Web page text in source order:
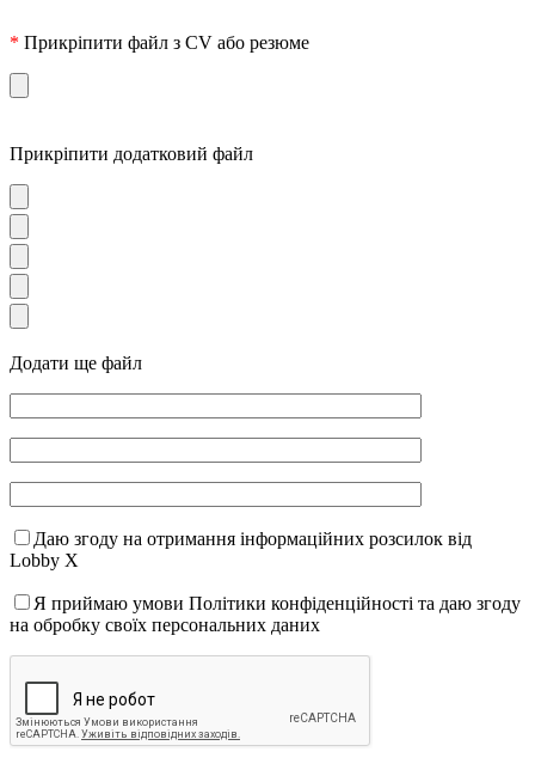
* Прикріпити файл з CV або резюме
Прикріпити додатковий файл
Додати ще файл
Даю згоду на отримання інформаційних розсилок від
Lobby X
Я приймаю умови Політики конфіденційності та даю згоду
на обробку своїх персональних даних